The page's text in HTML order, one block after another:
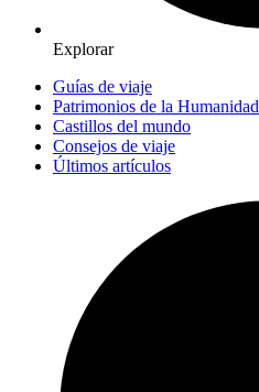
Explorar
Guías de viaje
Patrimonios de la Humanidad
Castillos del mundo
Consejos de viaje
Últimos artículos